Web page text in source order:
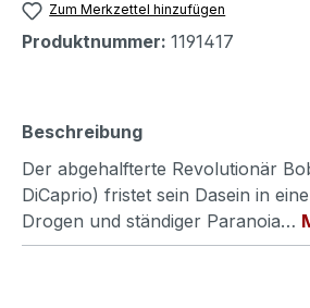
Zum Merkzettel hinzufügen
Produktnummer: 1191417
Beschreibung
Der abgehalfterte Revolutionär
DiCaprio) fristet sein Dasein in
Drogen und ständiger Paranoia…